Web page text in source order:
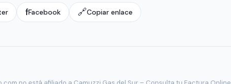
fFacebook 🔗Copiar enlace